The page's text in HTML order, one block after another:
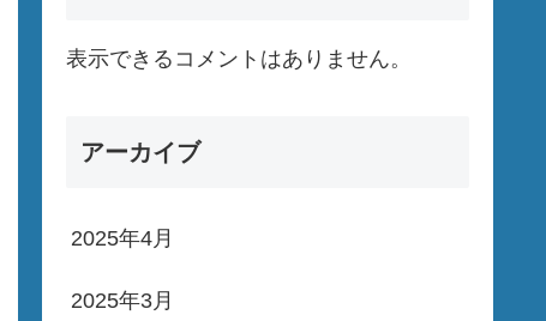
表示できるコメントはありません。
アーカイブ
2025年4月
2025年3月